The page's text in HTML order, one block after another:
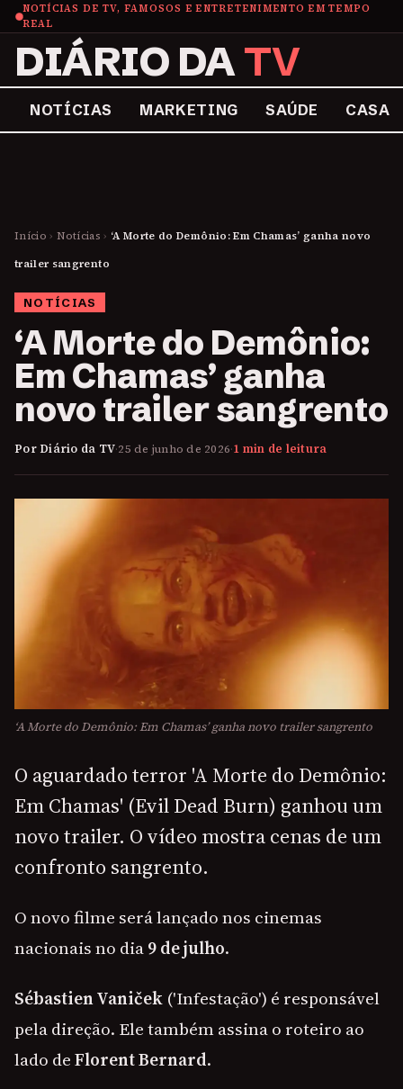
NOTÍCIAS DE TV, FAMOSOS E ENTRETENIMENTO EM TEMPO
REAL
DIÁRIO DATV
NOTÍCIAS MARKETING SAÚDE CASA
Início › Notícias › ‘A Morte do Demônio: Em Chamas’ ganha novo
trailer sangrento
NOTÍCIAS
‘A Morte do Demônio:
Em Chamas’ ganha
novo trailer sangrento
Por Diário da TV·25 de junho de 2026·1 min de leitura
‘A Morte do Demônio: Em Chamas’ ganha novo trailer sangrento
O aguardado terror 'A Morte do Demônio:
Em Chamas' (Evil Dead Burn) ganhou um
novo trailer. O vídeo mostra cenas de um
confronto sangrento.
O novo filme será lançado nos cinemas
nacionais no dia9 de julho.
Sébastien Vaniček ('Infestação') é responsável
pela direção. Ele também assina o roteiro ao
lado deFlorent Bernard.